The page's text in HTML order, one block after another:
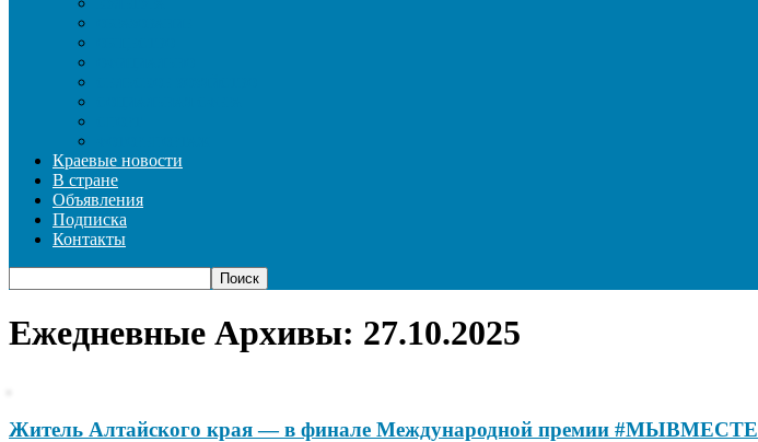
Краевые новости
В стране
Объявления
Подписка
Контакты
Ежедневные Архивы: 27.10.2025
Житель Алтайского края — в финале Международной премии #МЫВМЕСТЕ